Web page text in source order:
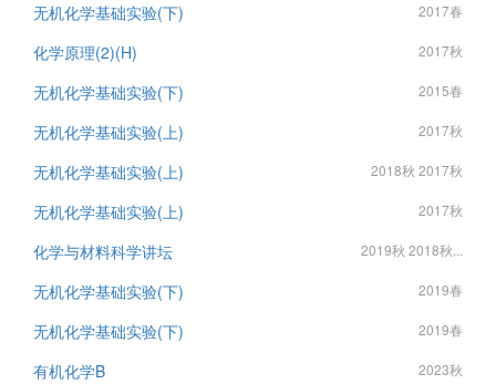
无机化学基础实验(下) 2017春
化学原理(2)(H) 2017秋
无机化学基础实验(下) 2015春
无机化学基础实验(上) 2017秋
无机化学基础实验(上) 2018秋 2017秋
无机化学基础实验(上) 2017秋
化学与材料科学讲坛 2019秋 2018秋...
无机化学基础实验(下) 2019春
无机化学基础实验(下) 2019春
有机化学B 2023秋